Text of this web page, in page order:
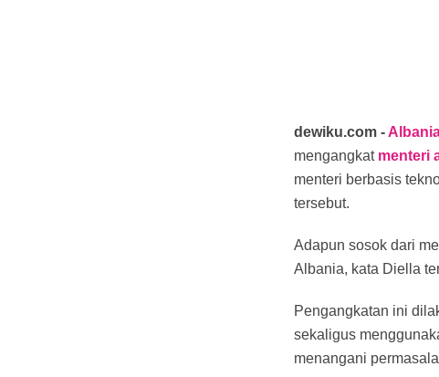
dewiku.com -
mengangkat menteri
menteri berbasis
tersebut.
Adapun sosok dari
Albania, kata Diella
Pengangkatan ini
sekaligus
menangani